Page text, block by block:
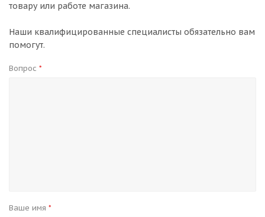
товару или работе магазина.
Наши квалифицированные специалисты обязательно вам
помогут.
Вопрос *
Ваше имя *